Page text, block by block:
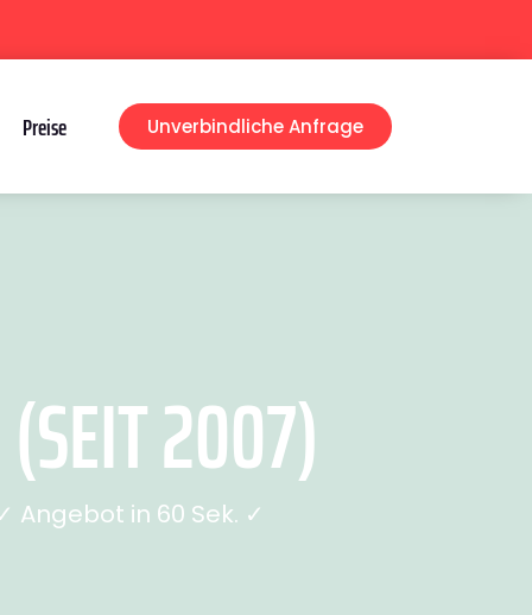
Preise Unverbindliche Anfrage
2007)
Angebot in 60 Sek. ✓